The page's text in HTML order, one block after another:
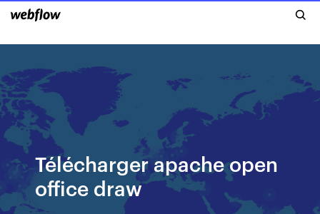
Télécharger apache open
office draw